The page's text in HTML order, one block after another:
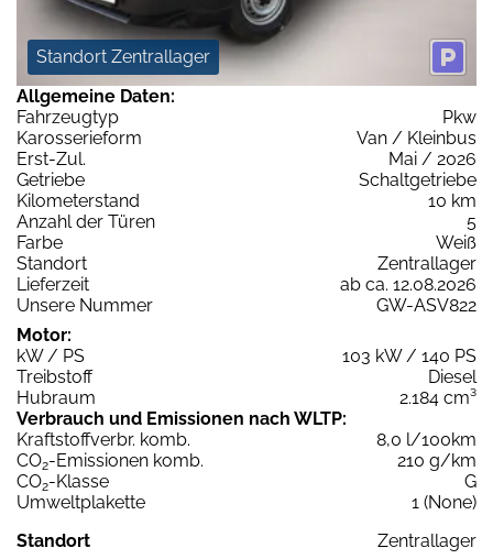
Standort Zentrallager
Allgemeine Daten:
Fahrzeugtyp
Pkw
Karosserieform
Van / Kleinbus
Erst-Zul.
Mai / 2026
Getriebe
Schaltgetriebe
Kilometerstand
10 km
Anzahl der Türen
5
Farbe
Weiß
Standort
Zentrallager
Lieferzeit
ab ca. 12.08.2026
Unsere Nummer
GW-ASV822
Motor:
kW / PS
103 kW / 140 PS
Treibstoff
Diesel
Hubraum
2.184 cm³
Verbrauch und Emissionen nach WLTP:
Kraftstoffverbr. komb.
8,0 l/100km
CO2-Emissionen komb.
210 g/km
CO2-Klasse
G
Umweltplakette
1 (None)
Standort
Zentrallager